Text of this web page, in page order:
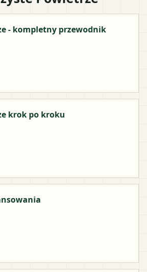
- kompletny przewodnik
krok po kroku